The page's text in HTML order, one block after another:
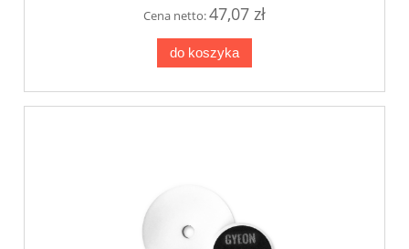
Cena netto:47,07 zł
do koszyka